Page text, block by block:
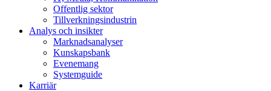
Offentlig sektor
Tillverkningsindustrin
Analys och insikter
Marknadsanalyser
Kunskapsbank
Evenemang
Systemguide
Karriär